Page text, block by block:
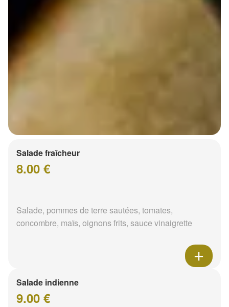
Salade fraîcheur
8.00 €
Salade, pommes de terre sautées, tomates,
concombre, maïs, oignons frits, sauce vinaigrette
Salade indienne
9.00 €